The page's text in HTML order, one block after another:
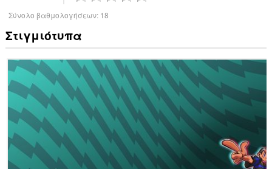
Σύνολο βαθμολογήσεων: 18
Στιγμιότυπα